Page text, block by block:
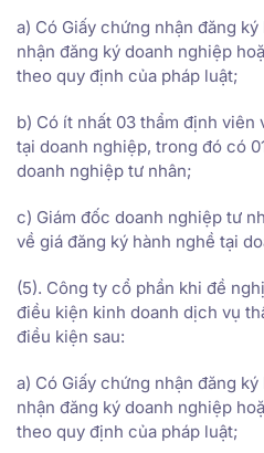
a) Có Giấy chứng nhận đăng
nhận đăng ký doanh nghiệp
theo quy định của pháp luật;
b) Có ít nhất 03 thẩm định viên
tại doanh nghiệp, trong đó có
doanh nghiệp tư nhân;
c) Giám đốc doanh nghiệp tư
về giá đăng ký hành nghề tại
(5). Công ty cổ phần khi đề
điều kiện kinh doanh dịch vụ
điều kiện sau:
a) Có Giấy chứng nhận đăng
nhận đăng ký doanh nghiệp
theo quy định của pháp luật;